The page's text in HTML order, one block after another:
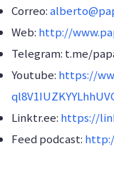
Correo:
Web: http://
Telegram: t.me/
Youtube: https://
Linktr.ee: https://
Feed podcast: